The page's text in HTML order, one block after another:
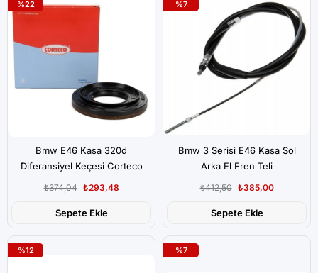
Bmw E46 Kasa 320d
Diferansiyel Keçesi Corteco
₺293,48
₺374,04
Sepete Ekle
%22
Bmw 3 Serisi E46 Kasa Sol
Arka El Fren Teli
₺385,00
₺412,50
Sepete Ekle
%7
%12 %7